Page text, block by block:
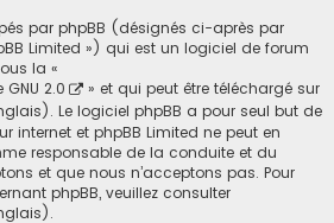
par phpBB (désignés ci-après par
Limited ») qui est un logiciel de forum
la «
2.0
» et qui peut être téléchargé sur
Le logiciel phpBB a pour seul but de
internet et phpBB Limited ne peut en
responsable de la conduite et du
et que nous n’acceptons pas. Pour
phpBB, veuillez consulter